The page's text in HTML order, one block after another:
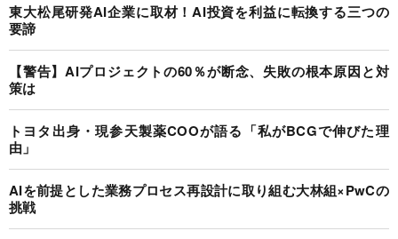
東大松尾研発AI企業に取材！AI投資を利益に転換する三つの
要諦
【警告】AIプロジェクトの60％が断念、失敗の根本原因と対
策は
トヨタ出身・現参天製薬COOが語る「私がBCGで伸びた理
由」
AIを前提とした業務プロセス再設計に取り組む大林組×PwCの
挑戦